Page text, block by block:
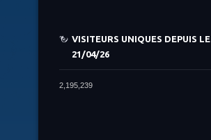
VISITEURS UNIQUES DEPUIS LE
21/04/26
2,195,239